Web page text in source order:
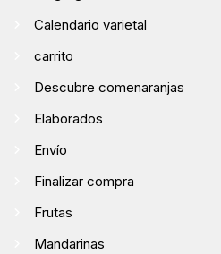
Calendario varietal
carrito
Descubre comenaranjas
Elaborados
Envío
Finalizar compra
Frutas
Mandarinas